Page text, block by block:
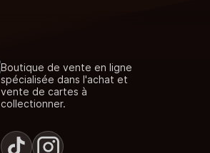
Boutique de vente en ligne
spécialisée dans l'achat et
vente de cartes à
collectionner.